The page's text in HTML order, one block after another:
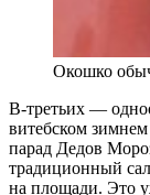
Окошко
В-третьих —
витебском
парад Дедов
традиционный
на площади. Это